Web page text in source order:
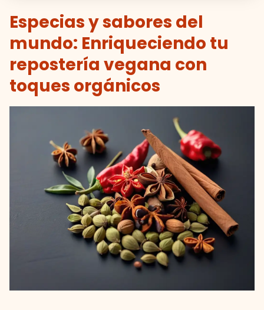
Especias y sabores del
mundo: Enriqueciendo tu
repostería vegana con
toques orgánicos